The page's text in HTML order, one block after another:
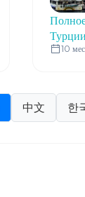
10
中文 한